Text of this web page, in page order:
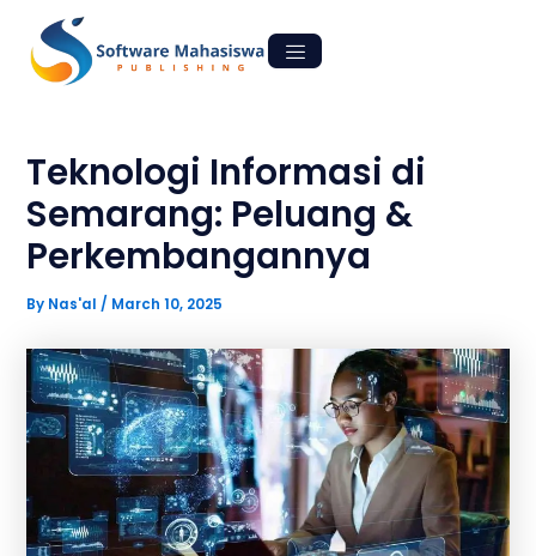
content
Teknologi Informasi di
Semarang: Peluang &
Perkembangannya
By Nas'al / March 10, 2025
navigation